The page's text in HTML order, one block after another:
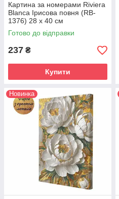
Картина за номерами Riviera
Blanca Ірисова повня (RB-
1376) 28 х 40 см
Готово до відправки
237 ₴
Купити
Новинка